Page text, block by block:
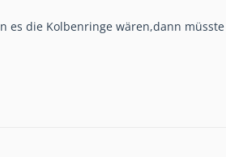
es die Kolbenringe wären,dann